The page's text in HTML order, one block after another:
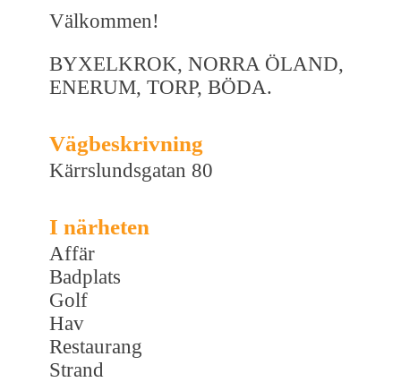
Välkommen!
BYXELKROK, NORRA ÖLAND,
ENERUM, TORP, BÖDA.
Vägbeskrivning
Kärrslundsgatan 80
I närheten
Affär
Badplats
Golf
Hav
Restaurang
Strand